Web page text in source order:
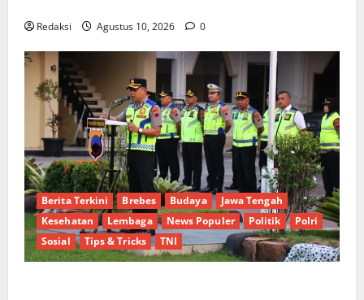
Redaksi Agustus 10, 2026 0
Berita Terkini Brebes Budaya
Jawa Tengah
Kesehatan
Lembaga News Populer Politik
Polri
Sosial
Tips & Tricks TNI